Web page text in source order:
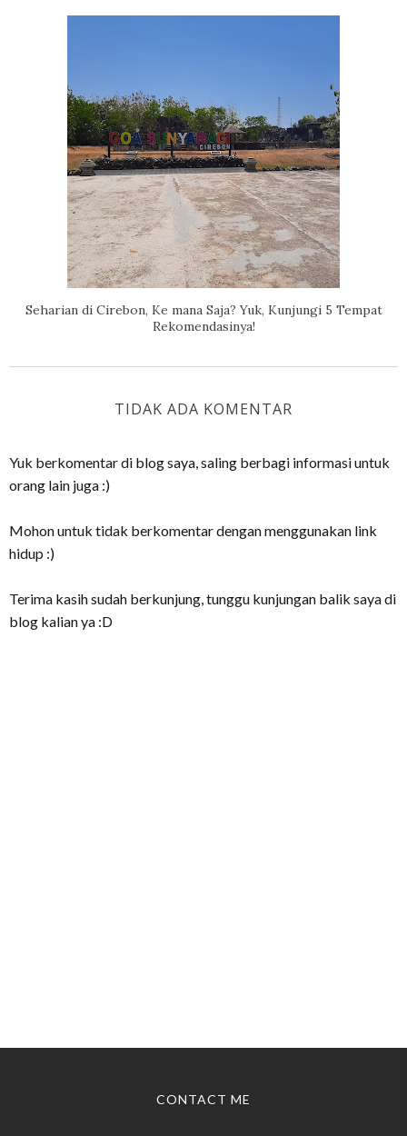
Seharian di Cirebon, Ke mana Saja? Yuk, Kunjungi 5 Tempat
Rekomendasinya!
TIDAK ADA KOMENTAR
Yuk berkomentar di blog saya, saling berbagi informasi untuk
orang lain juga :)
Mohon untuk tidak berkomentar dengan menggunakan link
hidup :)
Terima kasih sudah berkunjung, tunggu kunjungan balik saya di
blog kalian ya :D
CONTACT ME